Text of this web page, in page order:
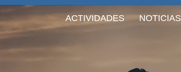
ACTIVIDADES NOTICIAS